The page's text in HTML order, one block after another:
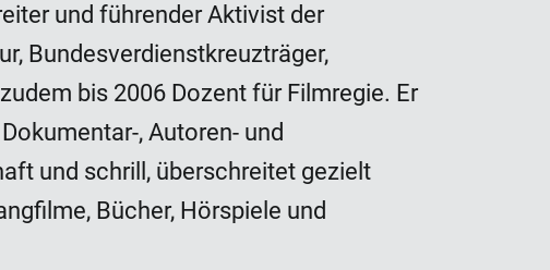
und führender Aktivist der
Bundesverdienstkreuzträger,
bis 2006 Dozent für Filmregie. Er
, Autoren- und
und schrill, überschreitet gezielt
Bücher, Hörspiele und